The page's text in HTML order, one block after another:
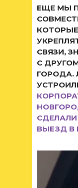
ЕЩЕ МЫ
СВЯЗИ,
С
ГОРОДА.
ВЫЕЗД В